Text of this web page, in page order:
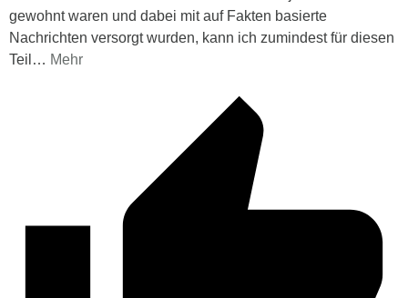
gewohnt waren und dabei mit auf Fakten basierte
Nachrichten versorgt wurden, kann ich zumindest für diesen
Teil … Mehr